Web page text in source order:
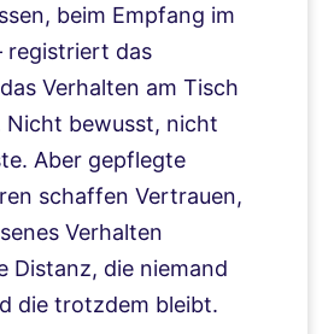
beim Empfang im
das
Verhalten am Tisch
Nicht bewusst, nicht
Aber gepflegte
schaffen Vertrauen,
Verhalten
Distanz, die niemand
die trotzdem bleibt.